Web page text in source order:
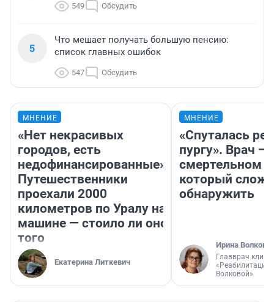
549 Обсудить
5
Что мешает получать большую пенсию:
список главных ошибок
547 Обсудить
МНЕНИЕ
«Нет некрасивых
городов, есть
недофинансированные».
Путешественники
проехали 2000
километров по Уралу на
машине — стоило ли оно
того
Екатерина Литкевич
МНЕНИЕ
«Спуталась
пургу». Врач —
смертельном
который
обнаружить
Ирина Волкова
Главврач
«Реабилитация
Волковой»